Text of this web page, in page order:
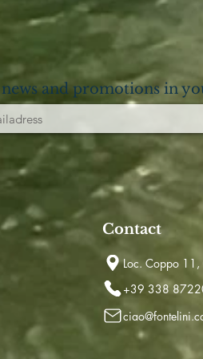
and promotions in
Contact
Loc. Coppo
+39 338